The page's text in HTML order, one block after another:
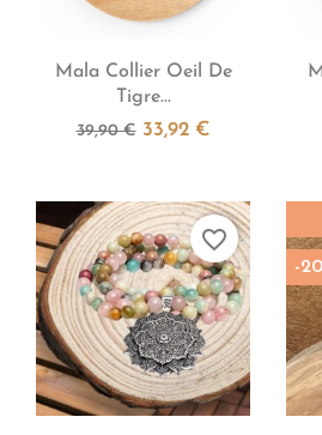
Aperçu rapide
Mala Collier Oeil De
Tigre...
39,90 € 33,92 €
favorite_border
-